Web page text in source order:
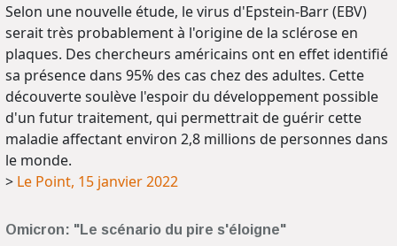
Selon une nouvelle étude, le virus d'Epstein-Barr (EBV)
serait très probablement à l'origine de la sclérose en
plaques. Des chercheurs américains ont en effet identifié
sa présence dans 95% des cas chez des adultes. Cette
découverte soulève l'espoir du développement possible
d'un futur traitement, qui permettrait de guérir cette
maladie affectant environ 2,8 millions de personnes dans
le monde.
> Le Point, 15 janvier 2022
Omicron: "Le scénario du pire s'éloigne"